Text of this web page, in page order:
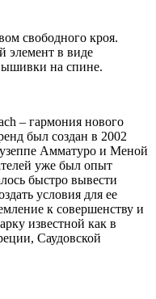
свободного кроя.
элемент в виде
на спине.
– гармония нового
был создан в 2002
Амматуро и Меной
уже был опыт
быстро вывести
условия для ее
к совершенству и
известной как в
Саудовской